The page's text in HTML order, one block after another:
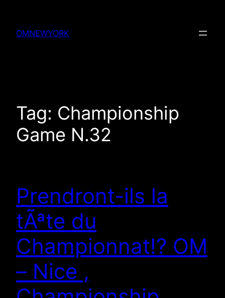
content
OMNEWYORK
Tag: Championship
Game N.32
Prendront-ils la
tÃªte du
Championnat!? OM
– Nice ,